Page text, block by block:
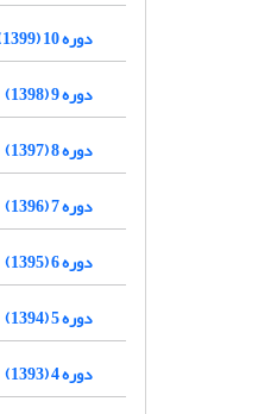
دوره 10 (1399)
دوره 9 (1398)
دوره 8 (1397)
دوره 7 (1396)
دوره 6 (1395)
دوره 5 (1394)
دوره 4 (1393)